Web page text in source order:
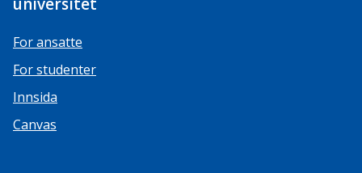
For ansatte
For studenter
Innsida
Canvas